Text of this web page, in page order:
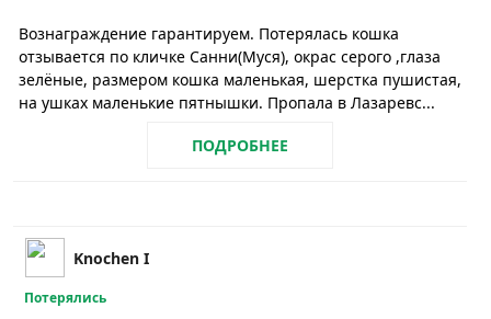
Вознаграждение гарантируем. Потерялась кошка
отзывается по кличке Санни(Муся), окрас серого ,глаза
зелёные, размером кошка маленькая, шерстка пушистая,
на ушках маленькие пятнышки. Пропала в Лазаревс...
ПОДРОБНЕЕ
Knochen I
Потерялись